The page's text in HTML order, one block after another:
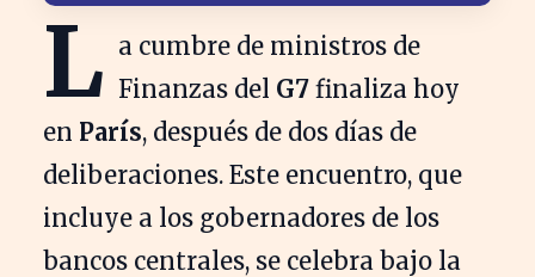
L a cumbre de ministros de
Finanzas del G7 finaliza hoy
en París, después de dos días de
deliberaciones. Este encuentro, que
incluye a los gobernadores de los
bancos centrales, se celebra bajo la